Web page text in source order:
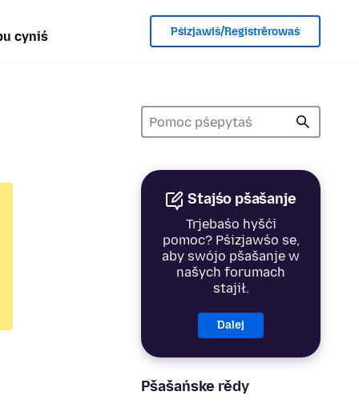
cyniś Pśizjawiś/Registrěrowaś
Stajśo pšašanje
Trjebaśo hyšći
pomoc? Pśizjawśo se,
aby swójo pšašanje w
našych forumach
stajił.
Dalej
Pšašańske rědy